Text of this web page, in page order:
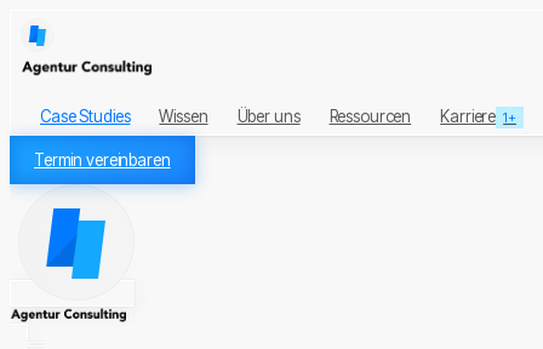
Case Studies Wissen Über uns Ressourcen Karriere 1+
Termin vereinbaren